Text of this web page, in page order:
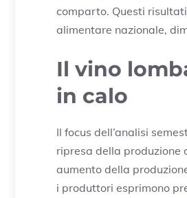
comparto. Questi
alimentare nazionale,
Il vino
in calo
Il focus dell’analisi
ripresa della produzione
aumento della
i produttori esprimono